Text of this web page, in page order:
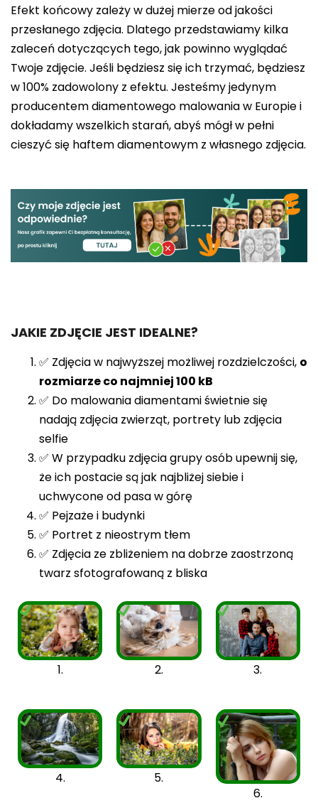
Efekt końcowy zależy w dużej mierze od jakości
przesłanego zdjęcia. Dlatego przedstawiamy kilka
zaleceń dotyczących tego, jak powinno wyglądać
Twoje zdjęcie. Jeśli będziesz się ich trzymać, będziesz
w 100% zadowolony z efektu. Jesteśmy jedynym
producentem diamentowego malowania w Europie i
dokładamy wszelkich starań, abyś mógł w pełni
cieszyć się haftem diamentowym z własnego zdjęcia.
JAKIE ZDJĘCIE JEST IDEALNE?
✅ Zdjęcia w najwyższej możliwej rozdzielczości, o
rozmiarze co najmniej 100 kB
✅ Do malowania diamentami świetnie się
nadają zdjęcia zwierząt, portrety lub zdjęcia
selfie
✅ W przypadku zdjęcia grupy osób upewnij się,
że ich postacie są jak najbliżej siebie i
uchwycone od pasa w górę
✅ Pejzaże i budynki
✅ Portret z nieostrym tłem
✅ Zdjęcia ze zbliżeniem na dobrze zaostrzoną
twarz sfotografowaną z bliska
1. 2. 3.
4.
5.
6.